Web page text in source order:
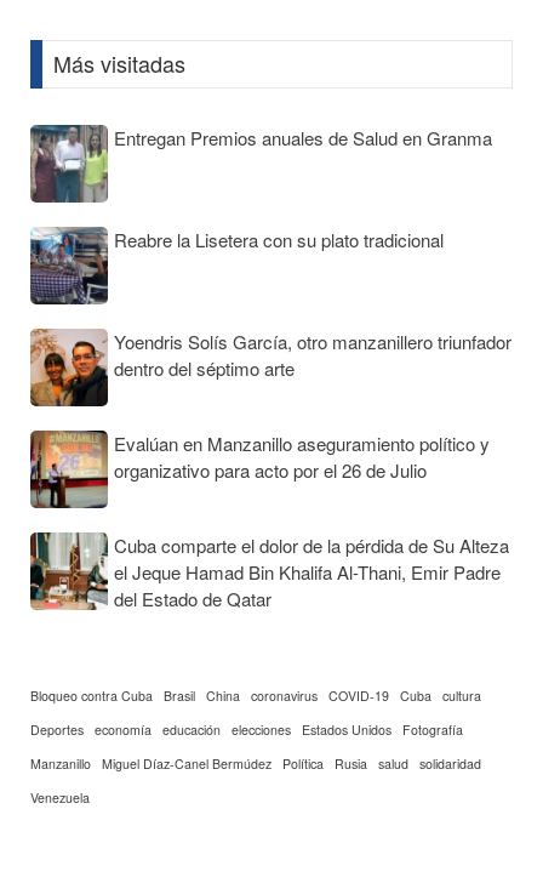
Más visitadas
Entregan Premios anuales de Salud en Granma
Reabre la Lisetera con su plato tradicional
Yoendris Solís García, otro manzanillero triunfador
dentro del séptimo arte
Evalúan en Manzanillo aseguramiento político y
organizativo para acto por el 26 de Julio
Cuba comparte el dolor de la pérdida de Su Alteza
el Jeque Hamad Bin Khalifa Al-Thani, Emir Padre
del Estado de Qatar
Bloqueo contra Cuba Brasil China coronavirus COVID-19 Cuba
cultura
Deportes economía educación elecciones Estados Unidos
Fotografía
Manzanillo Miguel Díaz-Canel Bermúdez Política Rusia salud solidaridad
Venezuela